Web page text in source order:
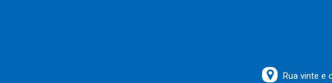
Rua vinte e